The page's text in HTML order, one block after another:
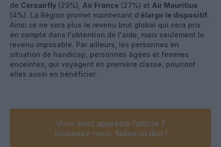
de Corsairfly (29%), Air France (27%) et Air Mauritius
(4%). La Région promet maintenant d’élargir le dispositif.
Ainsi ce ne sera plus le revenu brut global qui sera pris
en compte dans l'obtention de l'aide, mais seulement le
revenu imposable. Par ailleurs, les personnes en
situation de handicap, personnes âgées et femmes
enceintes, qui voyagent en première classe, pourront
elles aussi en bénéficier.
Vous avez apprécié l’article ?
Soutenez-nous, faites un don !